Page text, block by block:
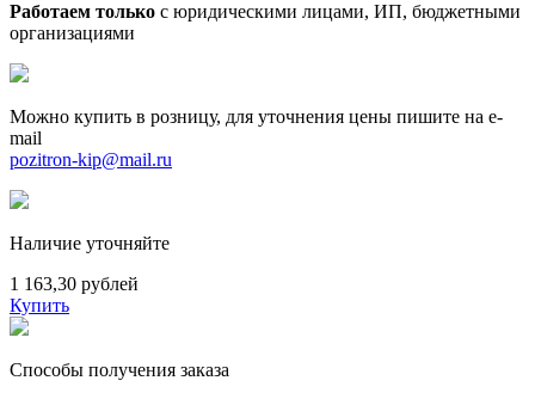
Работаем только с юридическими лицами, ИП, бюджетными
организациями
Можно купить в розницу, для уточнения цены пишите на e-
mail
pozitron-kip@mail.ru
Наличие уточняйте
1 163,30 рублей
Купить
Способы получения заказа